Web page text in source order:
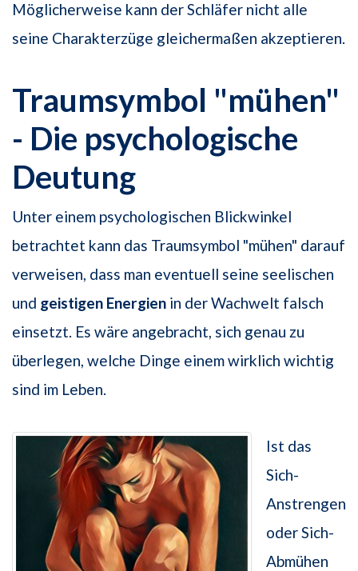
Möglicherweise kann der Schläfer nicht alle
seine Charakterzüge gleichermaßen akzeptieren.
Traumsymbol "mühen"
- Die psychologische
Deutung
Unter einem psychologischen Blickwinkel
betrachtet kann das Traumsymbol "mühen" darauf
verweisen, dass man eventuell seine seelischen
und geistigen Energien in der Wachwelt falsch
einsetzt. Es wäre angebracht, sich genau zu
überlegen, welche Dinge einem wirklich wichtig
sind im Leben.
Ist das
Sich-
Anstrengen
oder Sich-
Abmühen